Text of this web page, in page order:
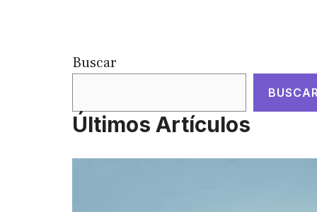
Buscar
Últimos Artículos